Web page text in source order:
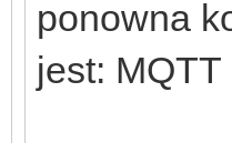
ponowna
jest: